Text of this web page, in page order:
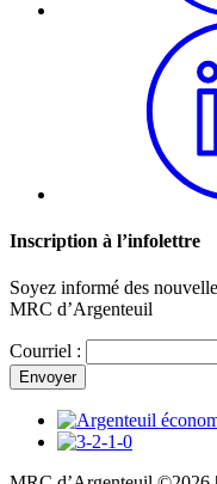
Inscription à l’infolettre
Soyez informé des
MRC d’Argenteuil
Courriel :